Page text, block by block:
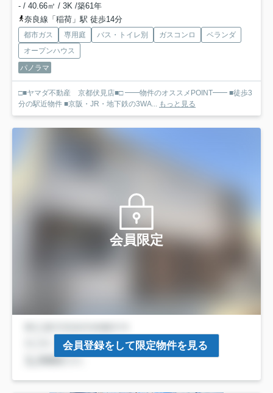
- / 40.66㎡ / 3K /築61年
奈良線「稲荷」駅 徒歩14分
都市ガス 専用庭 バス・トイレ別 ガスコンロ
ベランダ
オープンハウス
パノラマ
□■ヤマダ不動産 京都伏見店■□ ━━物件のオススメPOINT━━ ■徒歩3
分の駅近物件 ■京阪・JR・地下鉄の3WA... もっと見る
会員限定
会員登録をして限定物件を見る